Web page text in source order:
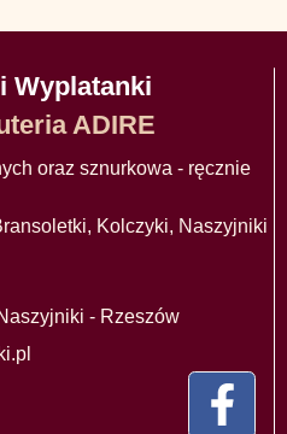
Wyplatanki
ADIRE
oraz sznurkowa - ręcznie
Kolczyki, Naszyjniki
- Rzeszów